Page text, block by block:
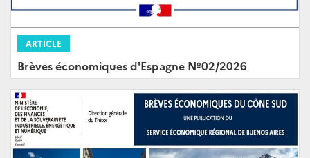
ARTICLE
Brèves économiques d'Espagne Nº02/2026